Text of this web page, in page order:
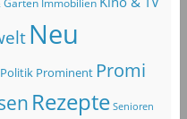
Immobilien
Neu
Politik Prominent Promi
Rezepte Senioren